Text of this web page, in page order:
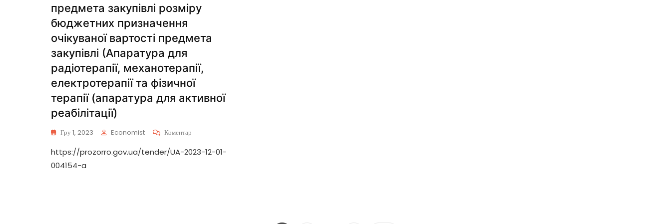
предмета закупівлі розміру
бюджетних призначення
очікуваної вартості предмета
закупівлі (Апаратура для
радіотерапії, механотерапії,
електротерапії та фізичної
терапії (апаратура для активної
реабілітації)
Гру 1, 2023 Economist Коментар
https://prozorro.gov.ua/tender/UA-2023-12-01-
004154-a